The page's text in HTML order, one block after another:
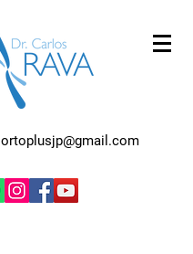
ortoplusjp@gmail.com